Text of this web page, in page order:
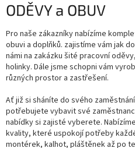
ODĚVY a OBUV
Pro naše zákazníky nabízíme
obuvi a doplňků. zajistíme vám jak
námi na zakázku šité pracovní
holinky. Dále jsme schopni vám
různých prostor a zastřešení.
Ať již si sháníte do svého
potřebujete vybavit své
nabídky si zajisté vyberete.
kvality, které uspokojí potřeby
montérek, kalhot, pláštěnek až po